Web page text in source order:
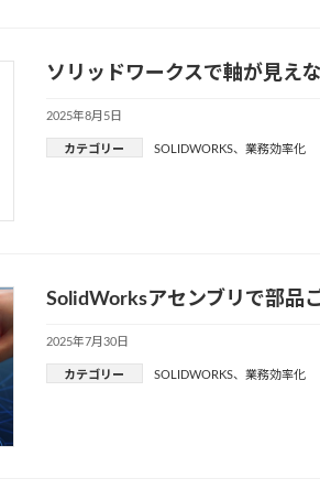
ソリッドワークスで軸が見え
2025年8月5日
カテゴリー SOLIDWORKS、 業務効率化
SolidWorksアセンブリで部品
2025年7月30日
カテゴリー SOLIDWORKS、 業務効率化